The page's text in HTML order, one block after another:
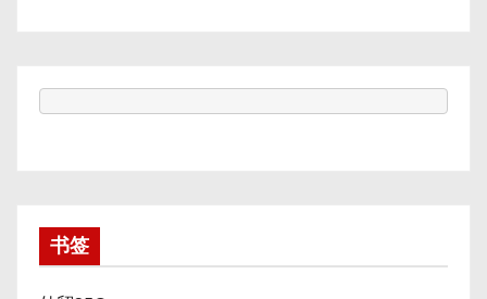
书签